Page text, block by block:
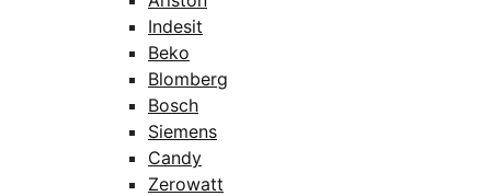
Indesit
Beko
Blomberg
Bosch
Siemens
Candy
Zerowatt